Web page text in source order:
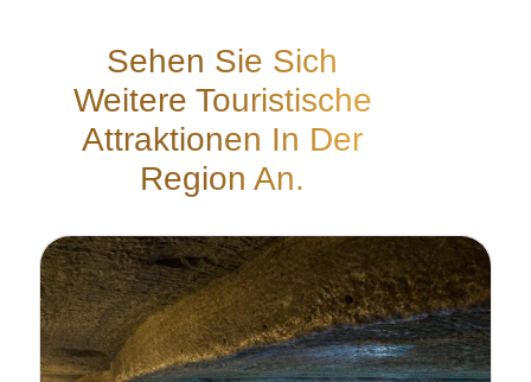
Sehen Sie Sich
Weitere Touristische
Attraktionen In Der
Region An.